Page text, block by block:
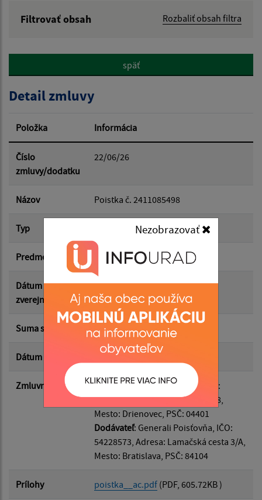
Nezobrazovať
Filtrovať obsah
Rozbaliť obsah filtra
Hľadať v:
Dátum od:
Dátum do:
Suma od:
Filtrovať Reset
späť
Detail zmluvy
Položka Informácia
Číslo
zmluvy/dodatku
22/06/26
Názov Poistka č. 2411085498
Typ Hlavná zmluva
Predmet Úrazové poistenie AČ
Dátum
zverejnenia
24.06.2026
Suma s DPH* 568.46 €
Dátum uzavretia 19.06.2026
Zmluvná strana Odberateľ: Obec Drienovec, IČO:
00324108, Adresa: Drienovec368,
Mesto: Drienovec, PSČ: 04401
Dodávateľ: Generali Poisťovňa, IČO:
54228573, Adresa: Lamačská cesta 3/A,
Mesto: Bratislava, PSČ: 84104
Prílohy poistka__ac.pdf (PDF, 605.72KB )